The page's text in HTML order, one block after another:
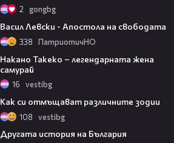
2 gongbg
Васил Левски - Апостола на свободата
338 ПатриотичНО
Накано Такеко – легендарната жена
самурай
16 vestibg
Как си отмъщават различните зодии
108 vestibg
Другата история на България